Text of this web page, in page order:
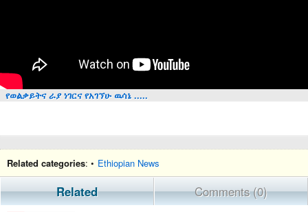
የወልቃይትና ራያ ነገርና የአገኘሁ ዉሳኔ .....
Related categories: • Ethiopian News
Related Comments (0)